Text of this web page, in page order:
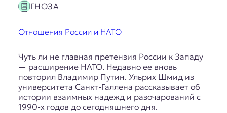
ГНОЗА
Отношения России и НАТО
Чуть ли не главная претензия России к Западу
— расширение НАТО. Недавно ее вновь
повторил Владимир Путин. Ульрих Шмид из
университета Санкт-Галлена рассказывает об
истории взаимных надежд и разочарований с
1990-х годов до сегодняшнего дня.